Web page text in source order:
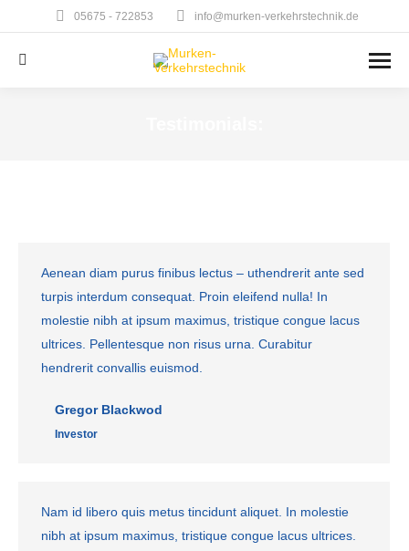
05675 - 722853 info@murken-verkehrstechnik.de
Search:
Aenean diam purus finibus lectus – uthendrerit ante sed
turpis interdum consequat. Proin eleifend nulla! In
molestie nibh at ipsum maximus, tristique congue lacus
ultrices. Pellentesque non risus urna. Curabitur
hendrerit convallis euismod.
Gregor Blackwod
Investor
Nam id libero quis metus tincidunt aliquet. In molestie
nibh at ipsum maximus, tristique congue lacus ultrices.